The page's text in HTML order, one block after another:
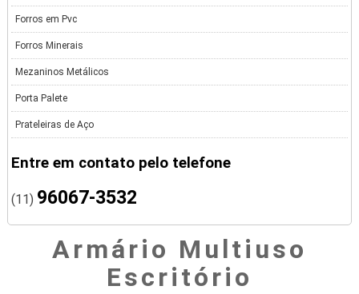
Forros em Pvc
Forros Minerais
Mezaninos Metálicos
Porta Palete
Prateleiras de Aço
Entre em contato pelo telefone
(11) 96067-3532
Armário Multiuso
Escritório